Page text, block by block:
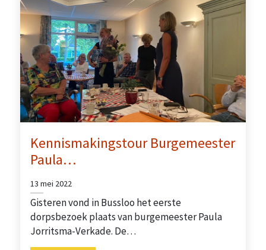
Kennismakingstour Burgemeester
Paula…
13 mei 2022
Gisteren vond in Bussloo het eerste
dorpsbezoek plaats van burgemeester Paula
Jorritsma-Verkade. De…